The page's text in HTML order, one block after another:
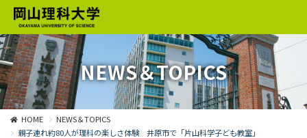
NEWS＆TOPICS
HOME
NEWS＆TOPICS
親子連れ約80人が理科の楽しさ体験 井原市で「片山科学子ども教室」